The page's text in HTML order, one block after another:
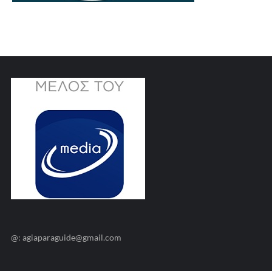
@: agiaparaguide@gmail.com